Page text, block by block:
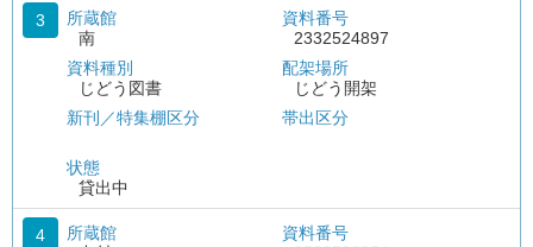
3
所蔵館
南
資料種別
じどう図書
新刊／特集棚区分
状態
貸出中
資料番号
2332524897
配架場所
じどう開架
帯出区分
4
所蔵館
資料番号